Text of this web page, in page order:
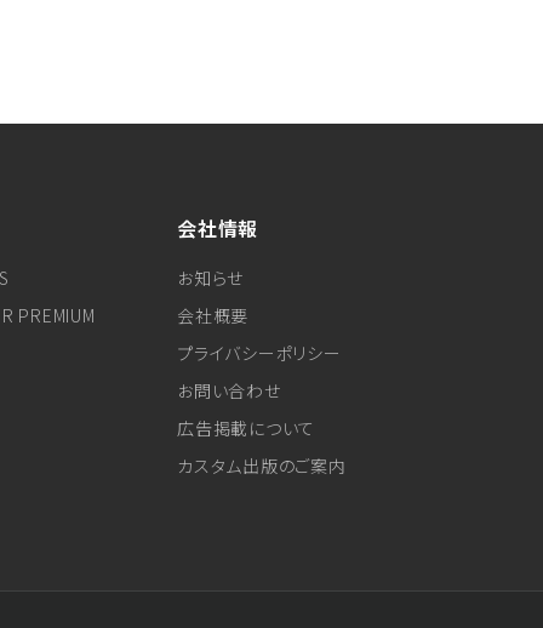
PREMIUM
会社情報
お知らせ
会社概要
プライバシーポリシー
お問い合わせ
広告掲載について
カスタム出版のご案内